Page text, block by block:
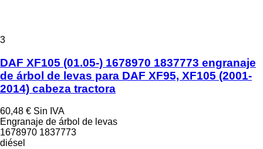
3
DAF XF105 (01.05-) 1678970 1837773 engranaje
de árbol de levas para DAF XF95, XF105 (2001-
2014) cabeza tractora
60,48 € Sin IVA
Engranaje de árbol de levas
1678970 1837773
diésel